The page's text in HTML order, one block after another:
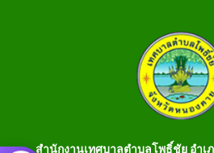
สำนักงานเทศบาลตำบลโพธิ์ชัย อำเ